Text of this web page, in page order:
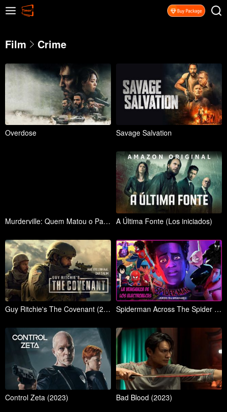
Film Crime
Overdose Savage Salvation
Murderville: Quem Matou o Papai Noel? (Who Killed Santa? A Murderville Murder Mystery) A Última Fonte (Los iniciados)
Guy Ritchie's The Covenant (2023) Spiderman Across The Spider Verse (2023)
Control Zeta (2023) Bad Blood (2023)